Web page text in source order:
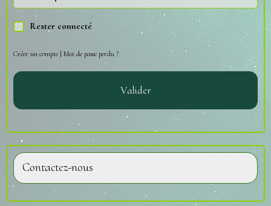
Rester connecté
Créer un compte | Mot de passe perdu ?
Valider
Contactez-nous